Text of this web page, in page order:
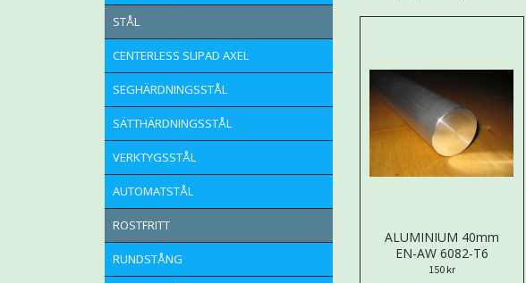
STÅL
CENTERLESS SLIPAD AXEL
SEGHÄRDNINGSSTÅL
SÄTTHÄRDNINGSSTÅL
VERKTYGSSTÅL
AUTOMATSTÅL
ROSTFRITT
RUNDSTÅNG
ALUMINIUM 40mm
EN-AW 6082-T6
150 kr